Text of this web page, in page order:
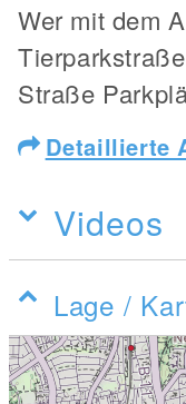
Wer mit dem
Straße
Detaillierte
Videos
Lage /